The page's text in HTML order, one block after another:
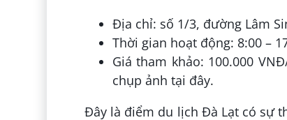
Địa chỉ: số 1/3, đường Lâm
Thời gian hoạt động: 8:00 –
Giá tham khảo: 100.000
chụp ảnh tại đây.
Đây là điểm du lịch Đà Lạt có sự